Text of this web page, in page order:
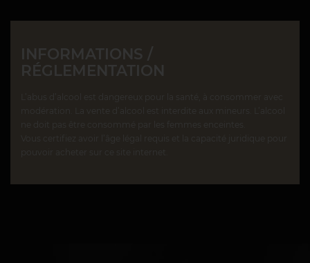
INFORMATIONS /
RÉGLEMENTATION